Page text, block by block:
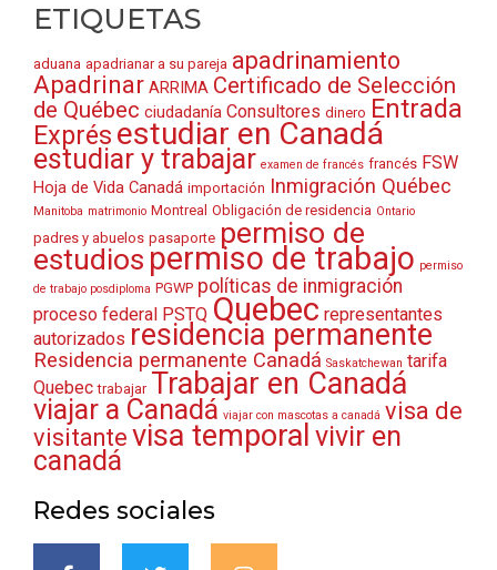
ETIQUETAS
aduana apadrianar a su pareja apadrinamiento
Apadrinar ARRIMA Certificado de Selección
de Québec ciudadanía Consultores dinero Entrada
Exprés estudiar en Canadá
estudiar y trabajar examen de francés francés FSW
Hoja de Vida Canadá importación Inmigración Québec
Manitoba matrimonio Montreal Obligación de residencia Ontario
padres y abuelos pasaporte permiso de
estudiospermiso de trabajo permiso
de trabajo posdiploma PGWP políticas de inmigración
proceso federal PSTQ Quebec representantes
autorizados residencia permanente
Residencia permanente Canadá Saskatchewan tarifa
Quebec trabajar Trabajar en Canadá
viajar a Canadá viajar con mascotas a canadá visa de
visitante visa temporal vivir en
canadá
Redes sociales